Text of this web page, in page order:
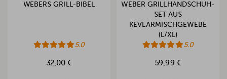
WEBERS GRILL-BIBEL
5.0
32,00 €
WEBER GRILLHANDSCHUH-
SET AUS
KEVLARMISCHGEWEBE
(L/XL)
5.0
59,99 €